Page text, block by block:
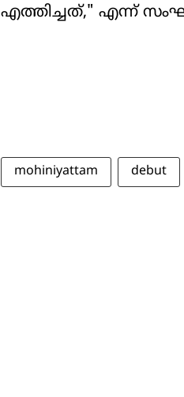
എത്തിച്ചത്," എന്ന്
mohiniyattam debut